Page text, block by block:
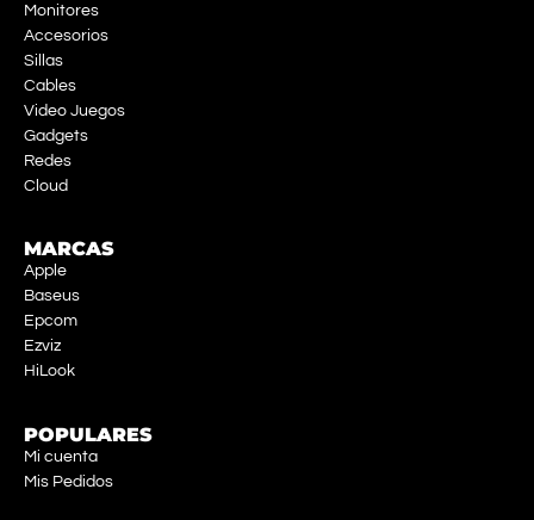
Monitores
Accesorios
Sillas
Cables
Video Juegos
Gadgets
Redes
Cloud
MARCAS
Apple
Baseus
Epcom
Ezviz
HiLook
POPULARES
Mi cuenta
Mis Pedidos